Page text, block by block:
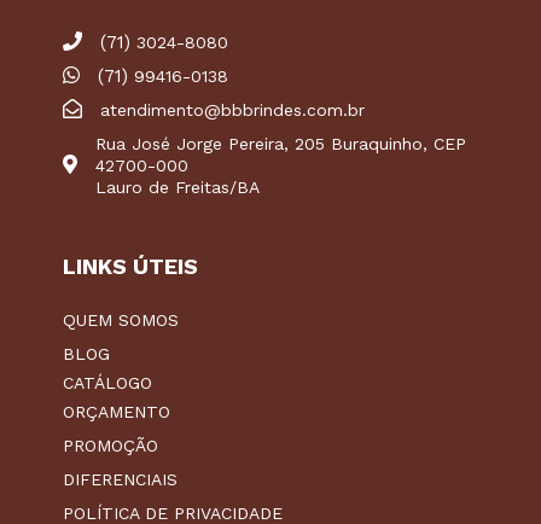
(71) 3024-8080
(71) 99416-0138
atendimento@bbbrindes.com.br
Rua José Jorge Pereira, 205 Buraquinho, CEP
42700-000
Lauro de Freitas/BA
LINKS ÚTEIS
QUEM SOMOS
BLOG
CATÁLOGO
ORÇAMENTO
PROMOÇÃO
DIFERENCIAIS
POLÍTICA DE PRIVACIDADE